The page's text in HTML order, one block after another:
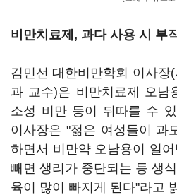
비만치료제, 과다 사용 시 부
김민선 대한비만학회 이사장
과 교수)은 비만치료제 오
소성 비만 등이 뒤따를 수
이사장은 "젊은 여성들이 과
하면서 비만약 오남용이 일
빼면 생리가 중단되는 등 생
육이 많이 빠지게 된다"라고